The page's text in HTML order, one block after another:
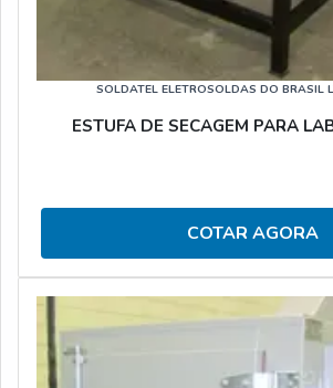
SOLDATEL ELETROSOLDAS DO BRASIL
ESTUFA DE SECAGEM PARA
COTAR AGORA